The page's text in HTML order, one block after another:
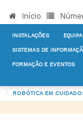
Início
INSTALAÇÕES
SISTEMAS DE
FORMAÇÃO E EVENTOS
ROBÓTICA EM